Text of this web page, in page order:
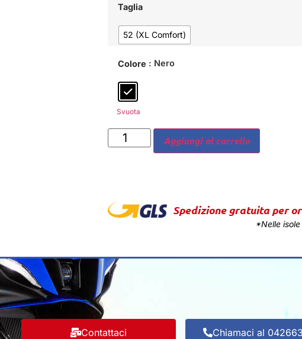
Taglia
52 (XL Comfort)
Colore : Nero
Svuota
Aggiungi al carrello
Spedizione gratuita per
*Nelle
Contattaci Chiamaci al